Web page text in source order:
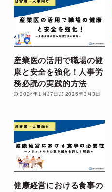
産業医の活用で職場の健
康と安全を強化！人事労
務必読の実践的方法
2024年1月27日 2025年3月3日
健康経営における食事の